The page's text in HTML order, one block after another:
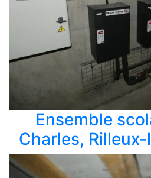
Ensemble
Charles,